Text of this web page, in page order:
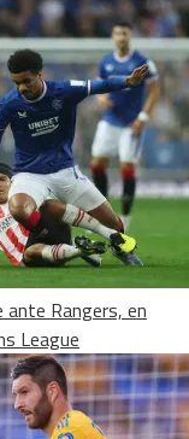
Rangers, en
League